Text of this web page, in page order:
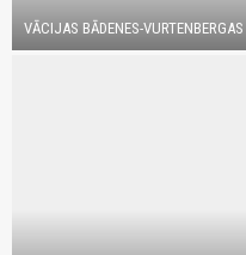
VĀCIJAS BĀDENES-